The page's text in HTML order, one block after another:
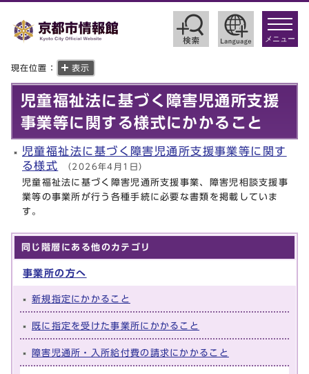
toggle
メニュー
現在位置： 表示
児童福祉法に基づく障害児通所支援
事業等に関する様式にかかること
児童福祉法に基づく障害児通所支援事業等に関す
る様式
（2026年4月1日）
児童福祉法に基づく障害児通所支援事業、障害児相談支援事
業等の事業所が行う各種手続に必要な書類を掲載していま
す。
同じ階層にある他のカテゴリ
事業所の方へ
新規指定にかかること
既に指定を受けた事業所にかかること
障害児通所・入所給付費の請求にかかること